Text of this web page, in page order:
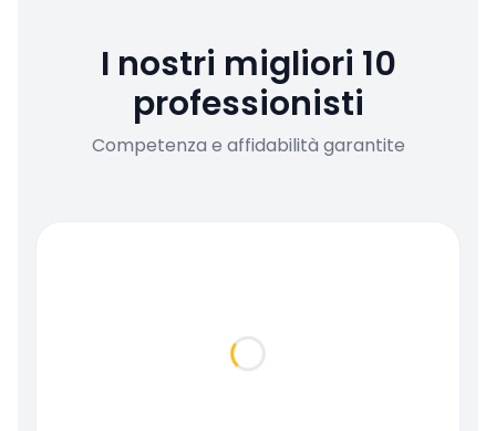
I nostri migliori 10
professionisti
Competenza e affidabilità garantite
Loading...